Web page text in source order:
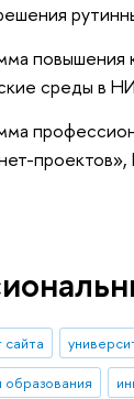
среды в
сайта
образования